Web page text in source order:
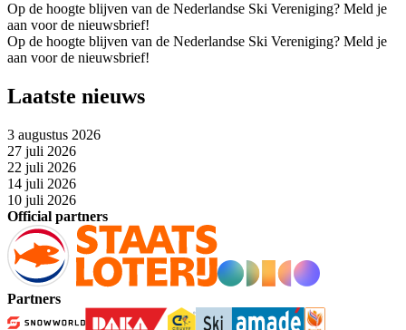
Op de hoogte blijven van de Nederlandse Ski Vereniging? Meld je
aan voor de nieuwsbrief!
Op de hoogte blijven van de Nederlandse Ski Vereniging? Meld je
aan voor de nieuwsbrief!
Laatste nieuws
3 augustus 2026
27 juli 2026
22 juli 2026
14 juli 2026
10 juli 2026
Official partners
Partners